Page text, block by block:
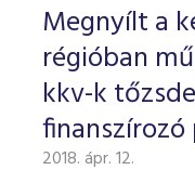
Megnyílt a
régióban
kkv-k
2018. ápr. 12.